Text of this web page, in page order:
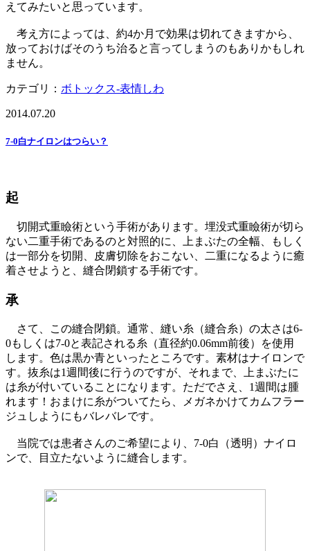
えてみたいと思っています。
考え方によっては、約4か月で効果は切れてきますから、
放っておけばそのうち治ると言ってしまうのもありかもしれ
ません。
カテゴリ： ボトックス‐表情しわ
2014.07.20
7-0白ナイロンはつらい？
起
切開式重瞼術という手術があります。埋没式重瞼術が切ら
ない二重手術であるのと対照的に、上まぶたの全幅、もしく
は一部分を切開、皮膚切除をおこない、二重になるように癒
着させようと、縫合閉鎖する手術です。
承
さて、この縫合閉鎖。通常、縫い糸（縫合糸）の太さは6-
0もしくは7-0と表記される糸（直径約0.06mm前後）を使用
します。色は黒か青といったところです。素材はナイロンで
す。抜糸は1週間後に行うのですが、それまで、上まぶたに
は糸が付いていることになります。ただでさえ、1週間は腫
れます！おまけに糸がついてたら、メガネかけてカムフラー
ジュしようにもバレバレです。
当院では患者さんのご希望により、7-0白（透明）ナイロ
ンで、目立たないように縫合します。